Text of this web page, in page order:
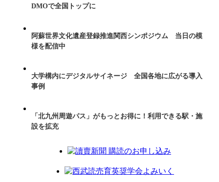
DMOで全国トップに
阿蘇世界文化遺産登録推進関西シンポジウム 当日の模
様を配信中
大学構内にデジタルサイネージ 全国各地に広がる導入
事例
「北九州周遊パス」がもっとお得に！利用できる駅・施
設を拡充